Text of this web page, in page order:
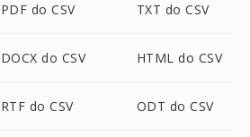
PDF do CSV TXT do CSV
DOCX do CSV HTML do CSV
RTF do CSV ODT do CSV